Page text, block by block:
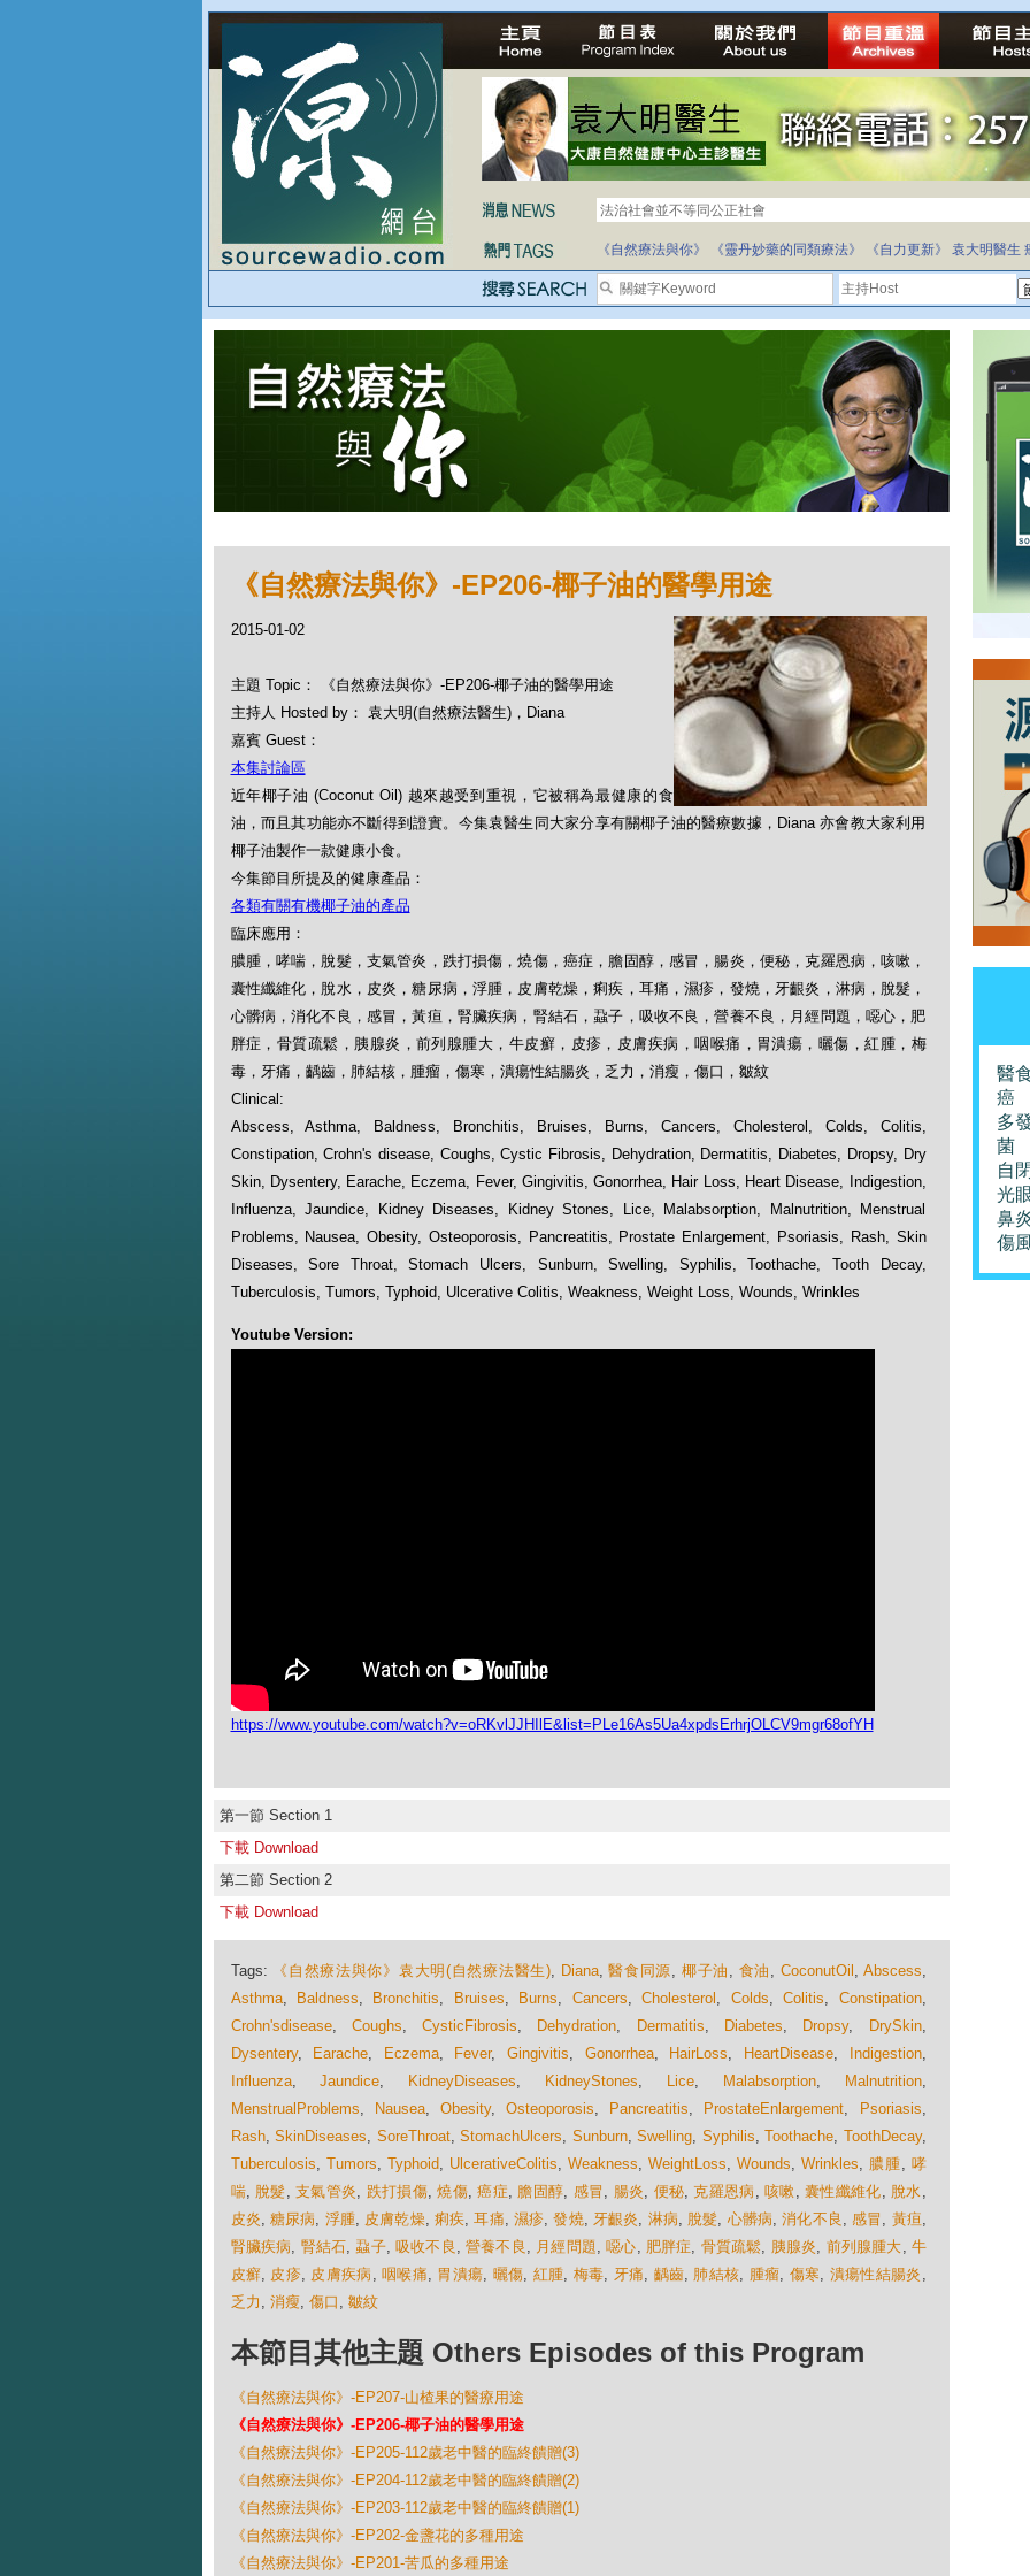
法治社會並不等同公正社會
自家教育合法化-推動多元化教育，全民學卷制
《自然療法與你》
《靈丹妙藥的同類療法》 《自力更新》 袁大明醫生
《自然療法與你》-EP206-椰子油的醫學用途
2015-01-02
主題 Topic： 《自然療法與你》-EP206-椰子油的醫學用途
主持人 Hosted by： 袁大明(自然療法醫生)，Diana
嘉賓 Guest：
本集討論區
近年椰子油 (Coconut Oil) 越來越受到重視，它被稱為最健康的食
油，而且其功能亦不斷得到證實。今集袁醫生同大家分享有關椰子油的醫療數據，Diana 亦會教大家利用
椰子油製作一款健康小食。
今集節目所提及的健康產品：
各類有關有機椰子油的產品
臨床應用：
膿腫，哮喘，脫髮，支氣管炎，跌打損傷，燒傷，癌症，膽固醇，感冒，腸炎，便秘，克羅恩病，咳嗽，
囊性纖維化，脫水，皮炎，糖尿病，浮腫，皮膚乾燥，痢疾，耳痛，濕疹，發燒，牙齦炎，淋病，脫髮，
心髒病，消化不良，感冒，黃疸，腎臟疾病，腎結石，蝨子，吸收不良，營養不良，月經問題，噁心，肥
胖症，骨質疏鬆，胰腺炎，前列腺腫大，牛皮癬，皮疹，皮膚疾病，咽喉痛，胃潰瘍，曬傷，紅腫，梅
毒，牙痛，齲齒，肺結核，腫瘤，傷寒，潰瘍性結腸炎，乏力，消瘦，傷口，皺紋
Clinical:
Abscess, Asthma, Baldness, Bronchitis, Bruises, Burns, Cancers, Cholesterol, Colds, Colitis,
Constipation, Crohn's disease, Coughs, Cystic Fibrosis, Dehydration, Dermatitis, Diabetes, Dropsy, Dry
Skin, Dysentery, Earache, Eczema, Fever, Gingivitis, Gonorrhea, Hair Loss, Heart Disease, Indigestion,
Influenza, Jaundice, Kidney Diseases, Kidney Stones, Lice, Malabsorption, Malnutrition, Menstrual
Problems, Nausea, Obesity, Osteoporosis, Pancreatitis, Prostate Enlargement, Psoriasis, Rash, Skin
Diseases, Sore Throat, Stomach Ulcers, Sunburn, Swelling, Syphilis, Toothache, Tooth Decay,
Tuberculosis, Tumors, Typhoid, Ulcerative Colitis, Weakness, Weight Loss, Wounds, Wrinkles
Youtube Version:
https://www.youtube.com/watch?v=oRKvlJJHIlE&list=PLe16As5Ua4xpdsErhrjOLCV9mgr68ofYH
第一節 Section 1
下載 Download
第二節 Section 2
下載 Download
Tags: 《自然療法與你》袁大明(自然療法醫生), Diana,醫食同源, 椰子油 , 食油 , CoconutOil , Abscess,
Asthma, Baldness, Bronchitis, Bruises, Burns, Cancers,Cholesterol , Colds,Colitis, Constipation,
Crohn'sdisease, Coughs,CysticFibrosis, Dehydration, Dermatitis, Diabetes, Dropsy, DrySkin,
Dysentery, Earache, Eczema, Fever, Gingivitis, Gonorrhea, HairLoss, HeartDisease, Indigestion,
Influenza,Jaundice, KidneyDiseases, KidneyStones, Lice, Malabsorption, Malnutrition,
MenstrualProblems, Nausea, Obesity,Osteoporosis, Pancreatitis, ProstateEnlargement, Psoriasis,
Rash, SkinDiseases, SoreThroat, StomachUlcers, Sunburn, Swelling, Syphilis, Toothache, ToothDecay,
Tuberculosis, Tumors, Typhoid, UlcerativeColitis, Weakness, WeightLoss, Wounds, Wrinkles, 膿腫, 哮
喘, 脫髮,支氣管炎, 跌打損傷,燒傷,癌症, 膽固醇, 感冒 , 腸炎, 便秘,克羅恩病 ,咳嗽 ,囊性纖維化, 脫水,
皮炎, 糖尿病, 浮腫, 皮膚乾燥, 痢疾,耳痛, 濕疹,發燒, 牙齦炎, 淋病, 脫髮, 心髒病,消化不良 ,感冒 , 黃疸,
腎臟疾病, 腎結石, 蝨子,吸收不良 ,營養不良 , 月經問題,噁心, 肥胖症, 骨質疏鬆, 胰腺炎, 前列腺腫大, 牛
皮癬, 皮疹, 皮膚疾病 ,咽喉痛, 胃潰瘍, 曬傷, 紅腫, 梅毒, 牙痛, 齲齒, 肺結核, 腫瘤, 傷寒, 潰瘍性結腸炎 ,
乏力 , 消瘦, 傷口 , 皺紋
本節目其他主題 Others Episodes of this Program
《自然療法與你》-EP207-山楂果的醫療用途
《自然療法與你》-EP206-椰子油的醫學用途
《自然療法與你》-EP205-112歲老中醫的臨終饋贈(3)
《自然療法與你》-EP204-112歲老中醫的臨終饋贈(2)
《自然療法與你》-EP203-112歲老中醫的臨終饋贈(1)
《自然療法與你》-EP202-金盞花的多種用途
《自然療法與你》-EP201-苦瓜的多種用途
醫
癌
多
菌
自
光
鼻
傷